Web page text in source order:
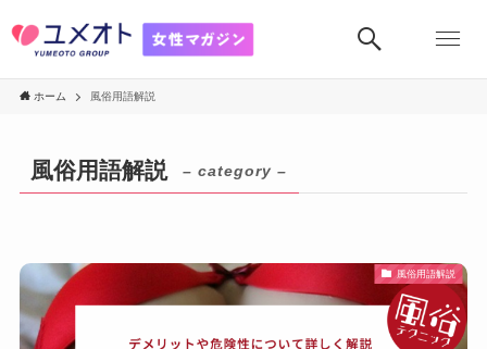
ホーム 風俗用語解説
風俗用語解説 – category –
風俗用語解説